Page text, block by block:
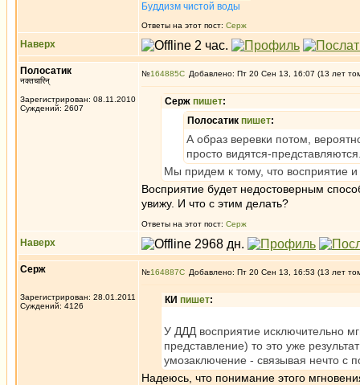
Буддизм чистой воды
Ответы на этот пост: Серж
Наверх
Полосатик
नक्तचारिन्
Зарегистрирован: 08.11.2010
Суждений: 2607
№164885 Добавлено: Пт 20 Сен 13, 16:07 (13 лет
Серж пишет:
Полосатик пишет:
А образ веревки потом,
просто видятся-
Мы придем к тому, что восприятие
Восприятие будет недостоверным
увижу. И что с этим делать?
Ответы на этот пост: Серж
Наверх
Серж
Зарегистрирован: 28.01.2011
Суждений: 4126
№164887 Добавлено: Пт 20 Сен 13, 16:53 (13 лет
КИ пишет:
У ДДД восприятие исключительно
представление) то это уже
умозаключение - связывая нечто с
Надеюсь, что понимание этого